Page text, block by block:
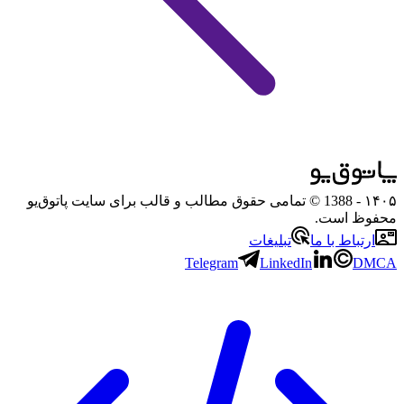
۱۴۰۵
- 1388 © تمامی حقوق مطالب و قالب برای سایت پاتوق‌یو
محفوظ است.
ارتباط با ما
تبلیغات
Telegram
LinkedIn DMCA